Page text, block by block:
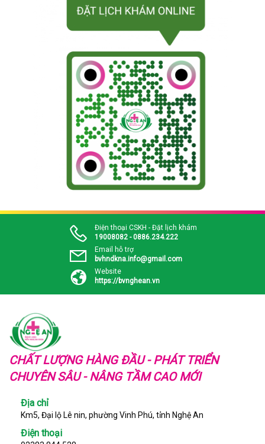
Điện thoại CSKH - Đặt lịch khám
19008082 - 0886.234.222
Email hỗ trợ
bvhndkna.info@gmail.com
Website
https://bvnghean.vn
CHẤT LƯỢNG HÀNG ĐẦU - PHÁT TRIỂN
CHUYÊN SÂU - NÂNG TẦM CAO MỚI
Địa chỉ
Km5, Đại lộ Lê nin, phường Vinh Phú, tỉnh Nghệ An
Điện thoại